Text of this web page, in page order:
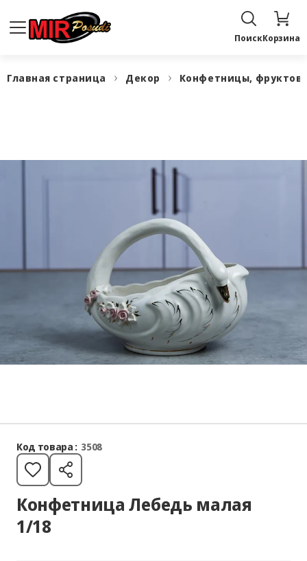
ПоискКорзина
Главная страница Декор Конфетницы,
Код товара : 3508
Конфетница Лебедь малая
1/18